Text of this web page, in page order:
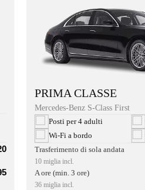
PRIMA CLASSE
Mercedes-Benz S-Class First
Posti per 4 adulti
Wi-Fi a bordo
Trasferimento di sola andata
10 miglia incl.
A ore (min. 3 ore)
36 miglia incl.